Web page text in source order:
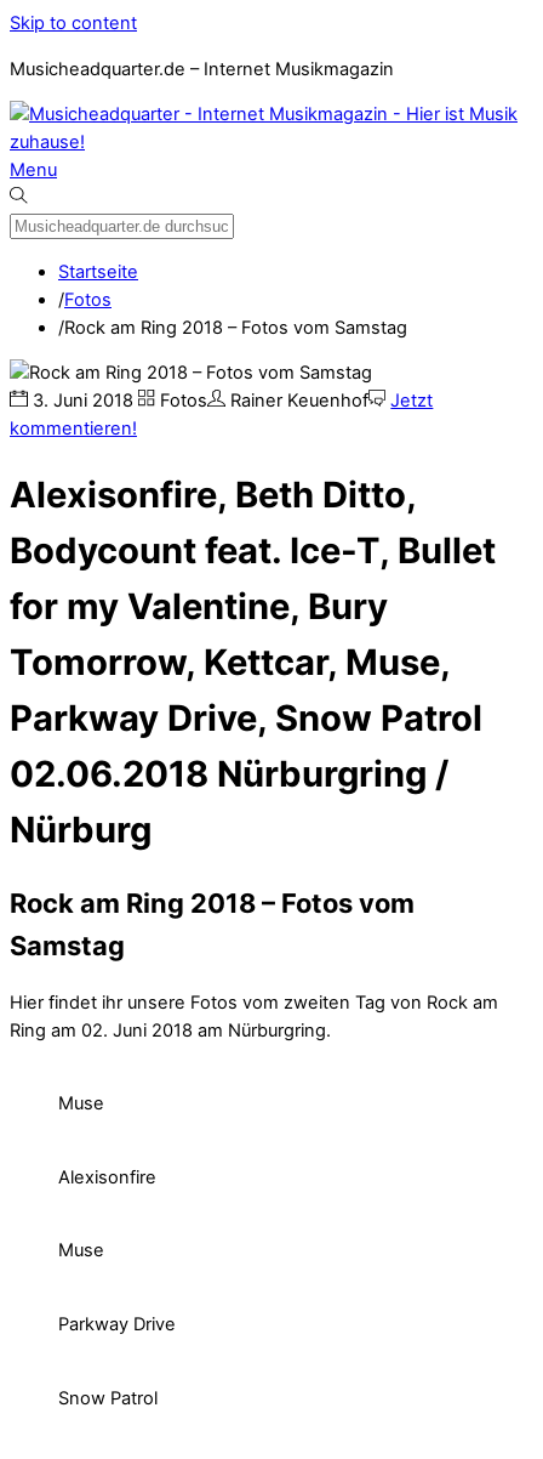
Skip to content
Musicheadquarter.de – Internet Musikmagazin
Menu
Startseite
/Fotos
/Rock am Ring 2018 – Fotos vom Samstag
3. Juni 2018 Fotos Rainer Keuenhof
Jetzt
kommentieren!
Alexisonfire, Beth Ditto,
Bodycount feat. Ice-T, Bullet
for my Valentine, Bury
Tomorrow, Kettcar, Muse,
Parkway Drive, Snow Patrol
02.06.2018 Nürburgring /
Nürburg
Rock am Ring 2018 – Fotos vom
Samstag
Hier findet ihr unsere Fotos vom zweiten Tag von Rock am
Ring am 02. Juni 2018 am Nürburgring.
Muse
Alexisonfire
Muse
Parkway Drive
Snow Patrol